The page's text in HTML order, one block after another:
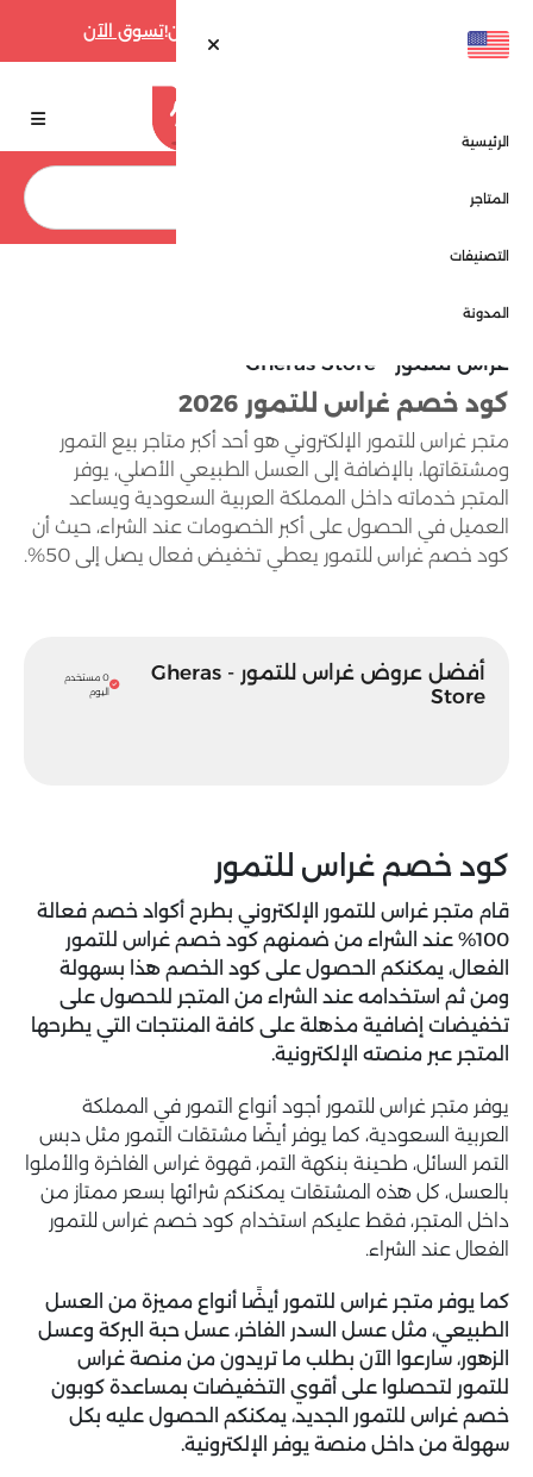
تسوق الآن
الرئيسية
المتاجر
التصنيفات
المدونة
غراس للتمور - Gheras Store
كود خصم غراس للتمور 2026
متجر غراس للتمور الإلكتروني هو أحد أكبر متاجر بيع التمور
ومشتقاتها، بالإضافة إلى العسل الطبيعي الأصلي، يوفر
المتجر خدماته داخل المملكة العربية السعودية ويساعد
العميل في الحصول على أكبر الخصومات عند الشراء، حيث أن
كود خصم غراس للتمور يعطي تخفيض فعال يصل إلى 50%.
أفضل عروض غراس للتمور - Gheras
Store
0 مستخدم
اليوم
كود خصم غراس للتمور
قام متجر غراس للتمور الإلكتروني بطرح أكواد خصم فعالة
100% عند الشراء من ضمنهم كود خصم غراس للتمور
الفعال، يمكنكم الحصول على كود الخصم هذا بسهولة
ومن ثم استخدامه عند الشراء من المتجر للحصول على
تخفيضات إضافية مذهلة على كافة المنتجات التي يطرحها
المتجر عبر منصته الإلكترونية.
يوفر متجر غراس للتمور أجود أنواع التمور في المملكة
العربية السعودية، كما يوفر أيضًا مشتقات التمور مثل دبس
التمر السائل، طحينة بنكهة التمر، قهوة غراس الفاخرة والأملوا
بالعسل، كل هذه المشتقات يمكنكم شرائها بسعر ممتاز من
داخل المتجر، فقط عليكم استخدام كود خصم غراس للتمور
الفعال عند الشراء.
كما يوفر متجر غراس للتمور أيضًا أنواع مميزة من العسل
الطبيعي، مثل عسل السدر الفاخر، عسل حبة البركة وعسل
الزهور، سارعوا الآن بطلب ما تريدون من منصة غراس
للتمور لتحصلوا على أقوي التخفيضات بمساعدة كوبون
خصم غراس للتمور
الجديد، يمكنكم الحصول عليه بكل
سهولة من داخل منصة يوفر الإلكترونية.